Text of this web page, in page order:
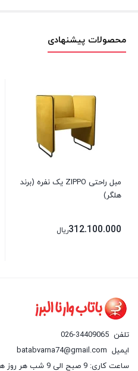
محصولات پیشنهادی
مبل راحتی ZIPPO یک نفره (برند
هلگر)
312.100.000ریال
تلفن 026-34409065
ایمیل batabvarna74@gmail.com
ساعت کاری: 9 صبح الی 9 شب هر روز هفته